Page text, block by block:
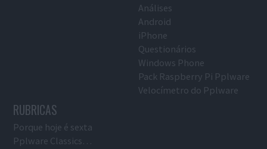
Análises
Android
iPhone
Questionários
Windows Phone
Pack Raspberry Pi Pplware
Velocímetro do Pplware
RUBRICAS
Porque hoje é sexta
Pplware Classics…